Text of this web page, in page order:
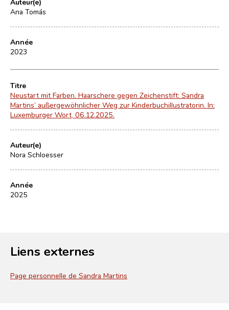
Ana Tomás
Année
2023
Titre
Neustart mit Farben. Haarschere gegen Zeichenstift: Sandra
Martins’ außergewöhnlicher Weg zur Kinderbuchillustratorin. In:
Luxemburger Wort, 06.12.2025.
Auteur(e)
Nora Schloesser
Année
2025
Liens externes
Page personnelle de Sandra Martins